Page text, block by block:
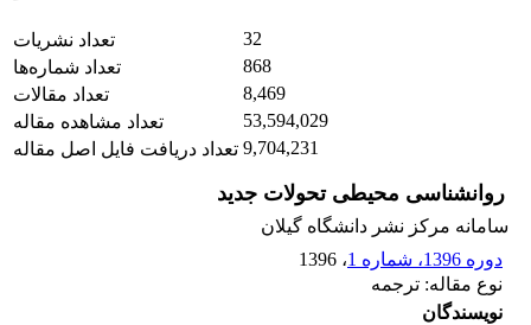
تعداد نشریات
32
تعداد شماره‌ها
868
تعداد مقالات
8,469
تعداد مشاهده مقاله
53,594,029
تعداد دریافت فایل اصل مقاله 9,704,231
روانشناسی محیطی تحولات جدید
سامانه مرکز نشر دانشگاه گیلان
دوره 1396، شماره 1
، 1396
نوع مقاله: ترجمه
نویسندگان